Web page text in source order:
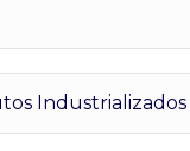
Industrializados